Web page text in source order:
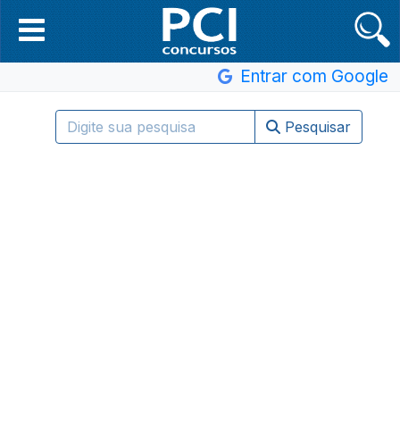
Entrar com Google
Pesquisar